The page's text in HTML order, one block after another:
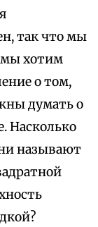
так что мы
мы хотим
о том,
думать о
Насколько
называют